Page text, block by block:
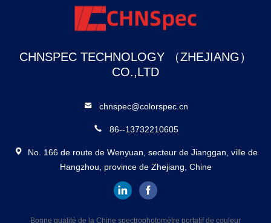
CHNSPEC TECHNOLOGY （ZHEJIANG）
CO.,LTD
chnspec@colorspec.cn
86--13732210605
No. 166 de route de Wenyuan, secteur de Jianggan, ville de
Hangzhou, province de Zhejiang, Chine
Bonne qualité de la Chine spectrophotomètre portatif de couleur